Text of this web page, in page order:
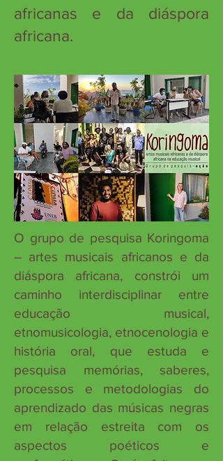
africanas e da diáspora
africana.
O grupo de pesquisa Koringoma
– artes musicais africanos e da
diáspora africana, constrói um
caminho interdisciplinar entre
educação musical,
etnomusicologia, etnocenologia e
história oral, que estuda e
pesquisa memórias, saberes,
processos e metodologias do
aprendizado das músicas negras
em relação estreita com os
aspectos poéticos e